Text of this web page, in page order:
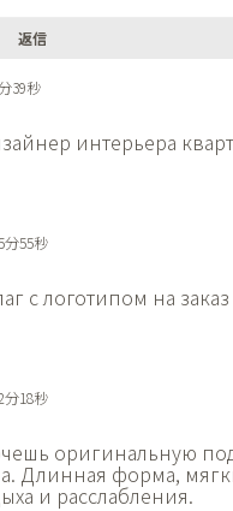
返信
39秒
интерьера
分55秒
с логотипом на заказ
分18秒
оригинальную
Длинная форма,
и расслабления.